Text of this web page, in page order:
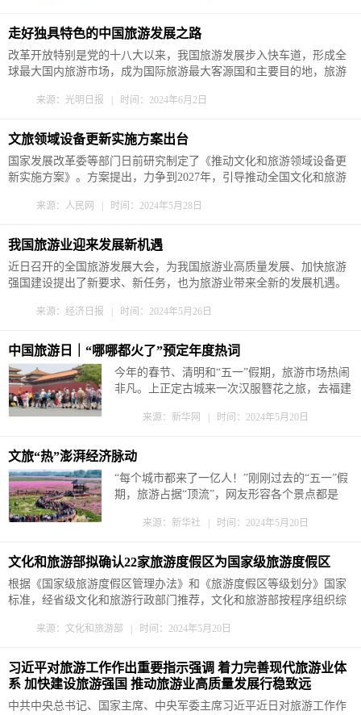
艺+科技”的思路，布局歌舞演艺、美食鉴赏等场
景业态，力图再现古代丝绸之路上繁华盛...
走好独具特色的中国旅游发展之路
改革开放特别是党的十八大以来，我国旅游发展步入快车道，形成全
球最大国内旅游市场，成为国际旅游最大客源国和主要目的地，旅游
时代特征的民生产业、幸福产业，成功走出了一条独具特色的中国旅
来源：光明日报 | 时间：2024年6月2日
文旅领域设备更新实施方案出台
国家发展改革委等部门日前研究制定了《推动文化和旅游领域设备更
新实施方案》。方案提出，力争到2027年，引导推动全国文化和旅游
服务质量，推动文化和旅游高质量发展。 根据方案，下一步将实施观
来源：人民网 | 时间：2024年5月28日
我国旅游业迎来发展新机遇
近日召开的全国旅游发展大会，为我国旅游业高质量发展、加快旅游
强国建设提出了新要求、新任务，也为旅游业带来全新的发展机遇。
正创新、提质增效、融合发展，全力以赴担负起服务美好生活、促进
务...
来源：经济日报 | 时间：2024年5月26日
中国旅游日｜“哪哪都火了”预定年度热词
今年的春节、清明和“五一”假期，旅游市场热闹
非凡。上正定古城来一次汉服簪花之旅，去福建
一场“进货式”旅游体验……不论大城市还是“小
方”不再...
来源：新华网 | 时间：2024年5月20日
文旅“热”澎湃经济脉动
“每个城市都来了一亿人！”刚刚过去的“五一”假
期，旅游占据“顶流”，网友形容各个景点都是
间，全国国内旅游出游合计2.95亿人次，同比增
增长12.7%。 一段时间以来，从文化场...
来源：新华社 | 时间：2024年5月20日
文化和旅游部拟确认22家旅游度假区为国家级旅游度假区
根据《国家级旅游度假区管理办法》和《旅游度假区等级划分》国家
标准，经省级文化和旅游行政部门推荐，文化和旅游部按程序组织综
定为2024年新一批国家级旅游度假区，现予公示。名单如下（按行政
来源：文化和旅游部 | 时间：2024年5月20日
习近平对旅游工作作出重要指示强调 着力完善现代旅游业体
系 加快建设旅游强国 推动旅游业高质量发展行稳致远
中共中央总书记、国家主席、中央军委主席习近平近日对旅游工作作